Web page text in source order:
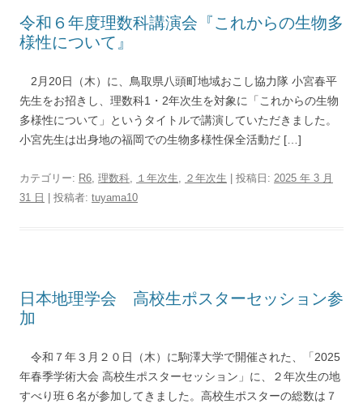
令和６年度理数科講演会『これからの生物多
様性について』
2月20日（木）に、鳥取県八頭町地域おこし協力隊 小宮春平
先生をお招きし、理数科1・2年次生を対象に「これからの生物
多様性について」というタイトルで講演していただきました。
小宮先生は出身地の福岡での生物多様性保全活動だ […]
カテゴリー: R6, 理数科, １年次生, ２年次生 | 投稿日: 2025 年 3 月
31 日
投稿者: tuyama10
日本地理学会 高校生ポスターセッション参
加
令和７年３月２０日（木）に駒澤大学で開催された、「2025
年春季学術大会 高校生ポスターセッション」に、２年次生の地
すべり班６名が参加してきました。高校生ポスターの総数は７